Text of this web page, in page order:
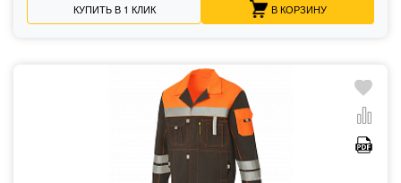
КУПИТЬ В 1 КЛИК В КОРЗИНУ